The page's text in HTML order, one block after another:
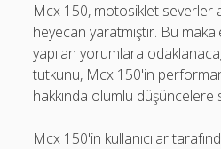
Shorts Abone Arttırma Ücretsiz
Threads Beğeni Çoğaltma Bedava
Liste
Sayfa Listesi
Shorts Abone Arttırma Ücretsiz
Threads Beğeni Çoğaltma Bedava
Mcx 150, motosiklet severler
heyecan yaratmıştır. Bu
yapılan yorumlara
tutkunu, Mcx 150'in
hakkında olumlu düşüncelere
Mcx 150'in kullanıcılar